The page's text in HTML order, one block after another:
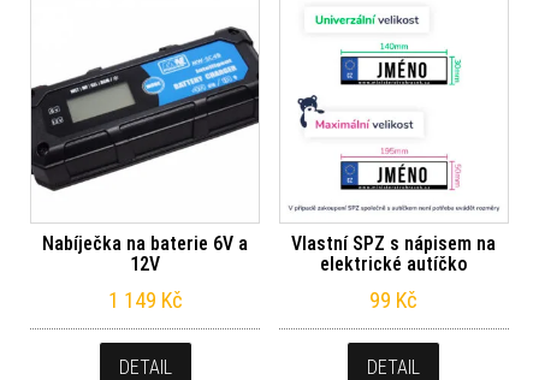
Nabíječka na baterie 6V a
12V
1 149 Kč
DETAIL
Vlastní SPZ s nápisem na
elektrické autíčko
99 Kč
DETAIL